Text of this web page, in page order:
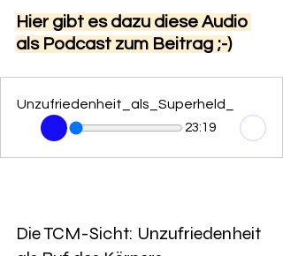
Hier gibt es dazu diese Audio
als Podcast zum Beitrag ;-)
Unzufriedenheit_als_Superheld_
23:19
​Die TCM-Sicht: Unzufriedenheit